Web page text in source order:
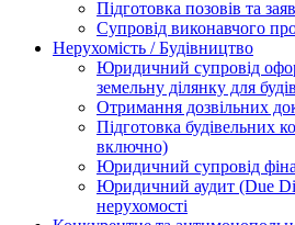
Підготовка позовів та заяв
Супровід виконавчого
Нерухомість / Будівництво
Юридичний супровід
земельну ділянку для
Отримання дозвільних
Підготовка будівельних
включно)
Юридичний супровід
Юридичний аудит (Due
нерухомості